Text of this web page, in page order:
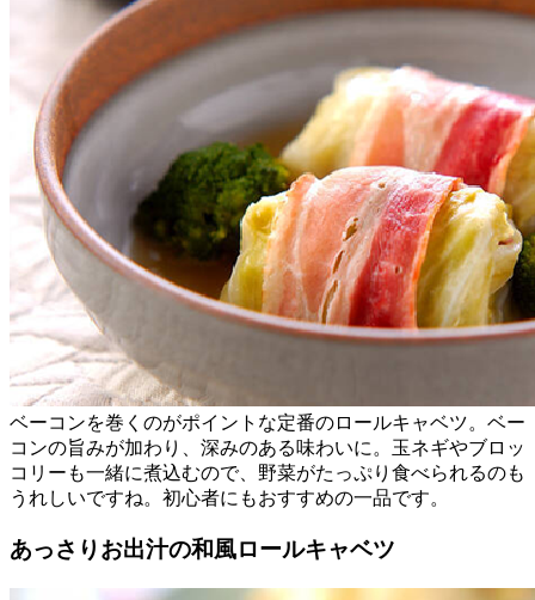
ベーコンを巻くのがポイントな定番のロールキャベツ。ベー
コンの旨みが加わり、深みのある味わいに。玉ネギやブロッ
コリーも一緒に煮込むので、野菜がたっぷり食べられるのも
うれしいですね。初心者にもおすすめの一品です。
あっさりお出汁の和風ロールキャベツ